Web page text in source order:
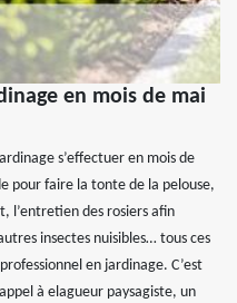
en mois de mai
s’effectuer en mois de
pour faire la tonte de la pelouse,
l’entretien des rosiers afin
insectes nuisibles… tous ces
en jardinage. C’est
à elagueur paysagiste, un